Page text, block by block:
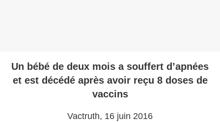
Un bébé de deux mois a souffert d’apnées
et est décédé après avoir reçu 8 doses de
vaccins
Vactruth, 16 juin 2016